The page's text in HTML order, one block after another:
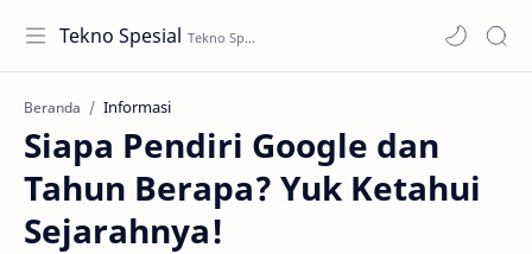
Tekno Spesial
Beranda Informasi
Siapa Pendiri Google dan
Tahun Berapa? Yuk Ketahui
Sejarahnya!